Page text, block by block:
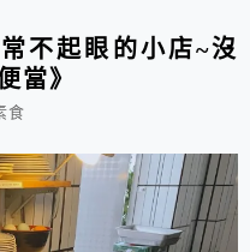
不起眼的小店~沒
當》
食